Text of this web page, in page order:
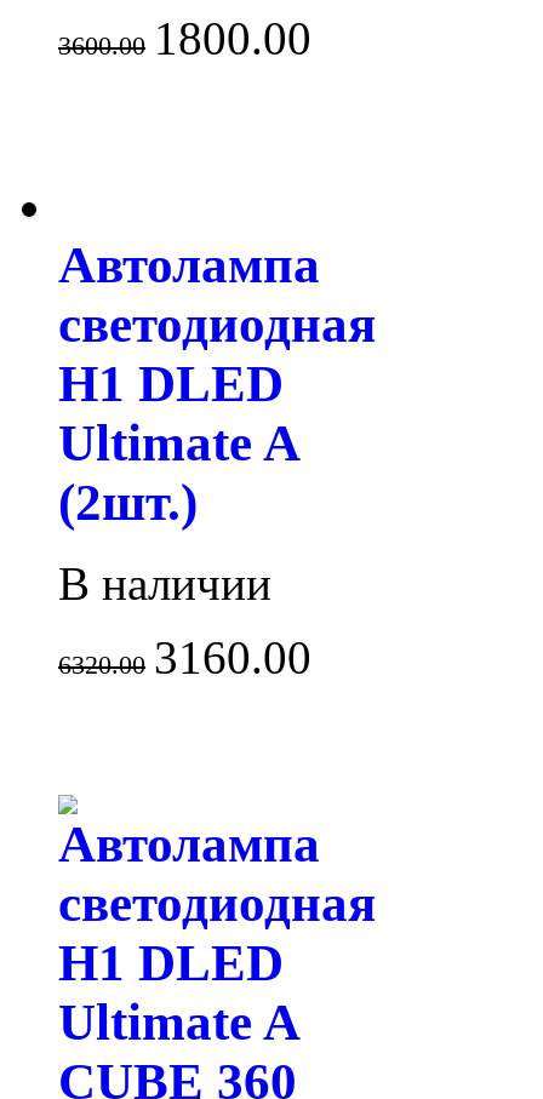
3600.00 1800.00
Автолампа
светодиодная
H1 DLED
Ultimate A
(2шт.)
В наличии
6320.00 3160.00